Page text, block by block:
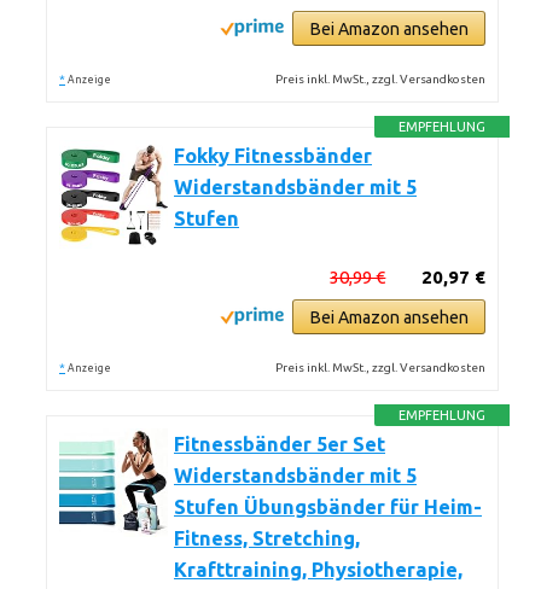
Bei Amazon ansehen
* Anzeige Preis inkl. MwSt., zzgl. Versandkosten
EMPFEHLUNG
Fokky Fitnessbänder
Widerstandsbänder mit 5
Stufen
20,97 €
30,99 €
Bei Amazon ansehen
* Anzeige Preis inkl. MwSt., zzgl. Versandkosten
EMPFEHLUNG
Fitnessbänder 5er Set
Widerstandsbänder mit 5
Stufen Übungsbänder für Heim-
Fitness, Stretching,
Krafttraining, Physiotherapie,